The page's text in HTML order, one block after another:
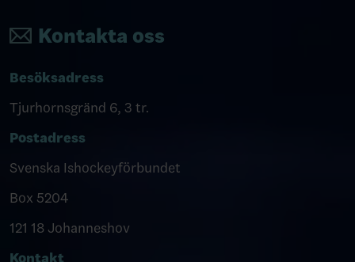
Kontakta oss
Besöksadress
Tjurhornsgränd 6, 3 tr.
Postadress
Svenska Ishockeyförbundet
Box 5204
121 18 Johanneshov
Kontakt